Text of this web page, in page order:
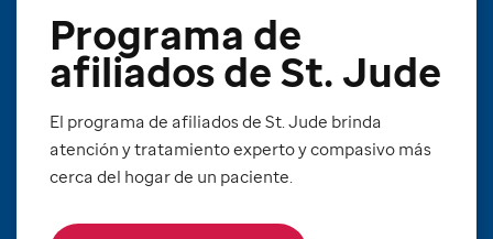
Programa de
afiliados de St. Jude
El programa de afiliados de St. Jude brinda
atención y tratamiento experto y compasivo más
cerca del hogar de un paciente.